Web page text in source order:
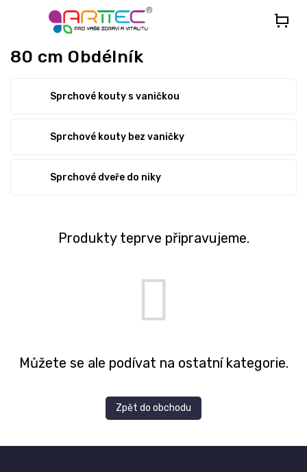
80 cm Obdélník
Sprchové kouty s vaničkou
Sprchové kouty bez vaničky
Sprchové dveře do niky
Produkty teprve připravujeme.
Můžete se ale podívat na ostatní kategorie.
Zpět do obchodu